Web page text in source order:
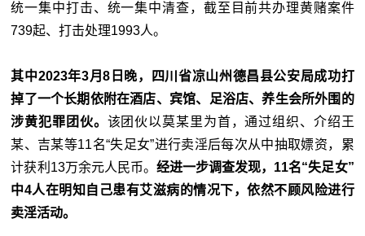
统一集中打击、统一集中清查，截至目前共办理黄赌案件
739起、打击处理1993人。
其中2023年3月8日晚，四川省凉山州德昌县公安局成功打
掉了一个长期依附在酒店、宾馆、足浴店、养生会所外围的
涉黄犯罪团伙。 该团伙以莫某里为首，通过组织、介绍王
某、吉某等11名“失足女”进行卖淫后每次从中抽取嫖资，累
计获利13万余元人民币。 经进一步调查发现，11名“失足女”
中4人在明知自己患有艾滋病的情况下，依然不顾风险进行
卖淫活动。